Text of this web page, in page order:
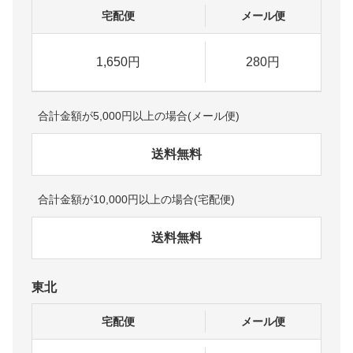
宅配便 メール便
1,650円 280円
合計金額が5,000円以上の場合(メール便)
送料無料
合計金額が10,000円以上の場合(宅配便)
送料無料
東北
宅配便 メール便